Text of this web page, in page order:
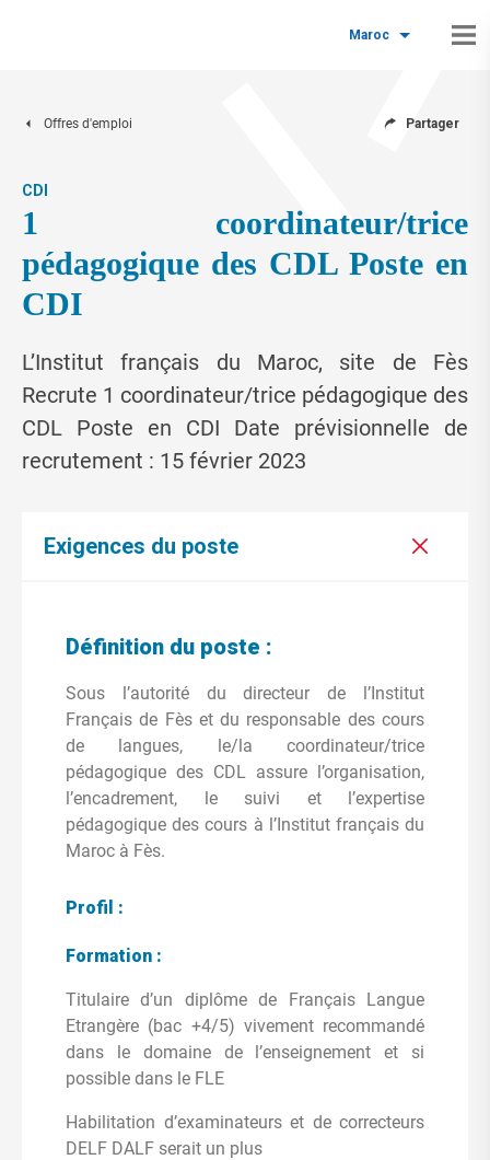
Maroc
Offres d'emploi Partager
CDI
1 coordinateur/trice
pédagogique des CDL Poste en
CDI
L’Institut français du Maroc, site de Fès
Recrute 1 coordinateur/trice pédagogique des
CDL Poste en CDI Date prévisionnelle de
recrutement : 15 février 2023
Exigences du poste
Définition du poste :
Sous l’autorité du directeur de l’Institut
Français de Fès et du responsable des cours
de langues, le/la coordinateur/trice
pédagogique des CDL assure l’organisation,
l’encadrement, le suivi et l’expertise
pédagogique des cours à l’Institut français du
Maroc à Fès.
Profil :
Formation :
Titulaire d’un diplôme de Français Langue
Etrangère (bac +4/5) vivement recommandé
dans le domaine de l’enseignement et si
possible dans le FLE
Habilitation d’examinateurs et de correcteurs
DELF DALF serait un plus